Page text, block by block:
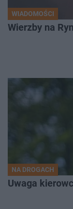
WIADOMOŚCI
Wierzby na
NA DROGACH
Uwaga